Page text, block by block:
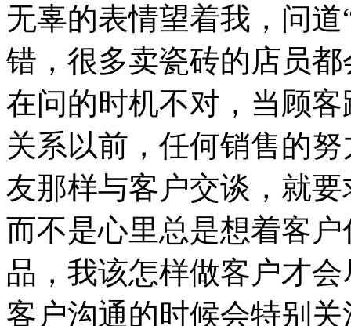
无辜的表情望着我，问
错，很多卖瓷砖的店员
在问的时机不对，当顾
关系以前，任何销售的
友那样与客户交谈，就
而不是心里总是想着客
品，我该怎样做客户才
客户沟通的时候会特别